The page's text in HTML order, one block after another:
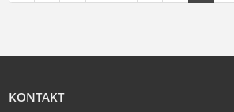
KONTAKT